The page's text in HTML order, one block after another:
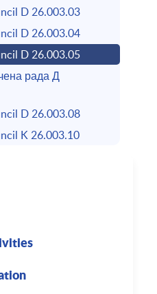
D 26.003.03
D 26.003.04
D 26.003.05
рада Д
D 26.003.08
K 26.003.10